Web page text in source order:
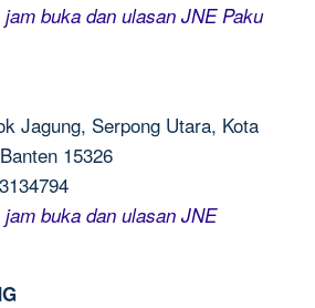
buka dan ulasan JNE Paku
Jagung, Serpong Utara, Kota
15326
buka dan ulasan JNE